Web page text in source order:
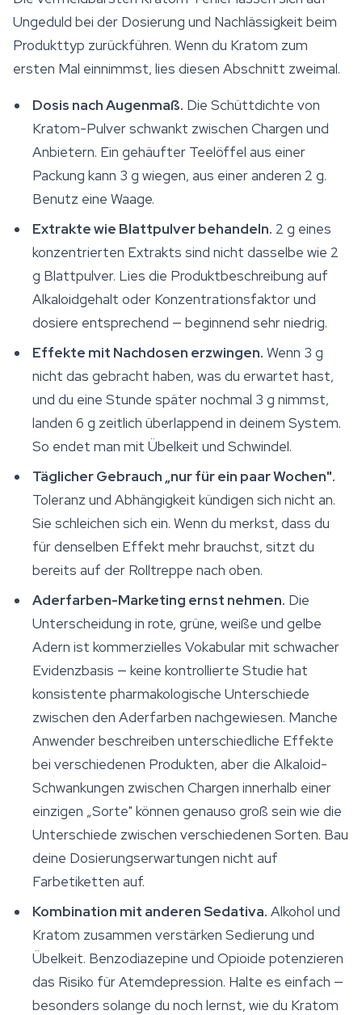
Ungeduld bei der Dosierung und Nachlässigkeit beim
Produkttyp zurückführen. Wenn du Kratom zum
ersten Mal einnimmst, lies diesen Abschnitt zweimal.
Dosis nach Augenmaß. Die Schüttdichte von
Kratom-Pulver schwankt zwischen Chargen und
Anbietern. Ein gehäufter Teelöffel aus einer
Packung kann 3 g wiegen, aus einer anderen 2 g.
Benutz eine Waage.
Extrakte wie Blattpulver behandeln. 2 g eines
konzentrierten Extrakts sind nicht dasselbe wie 2
g Blattpulver. Lies die Produktbeschreibung auf
Alkaloidgehalt oder Konzentrationsfaktor und
dosiere entsprechend — beginnend sehr niedrig.
Effekte mit Nachdosen erzwingen. Wenn 3 g
nicht das gebracht haben, was du erwartet hast,
und du eine Stunde später nochmal 3 g nimmst,
landen 6 g zeitlich überlappend in deinem System.
So endet man mit Übelkeit und Schwindel.
Täglicher Gebrauch „nur für ein paar Wochen".
Toleranz und Abhängigkeit kündigen sich nicht an.
Sie schleichen sich ein. Wenn du merkst, dass du
für denselben Effekt mehr brauchst, sitzt du
bereits auf der Rolltreppe nach oben.
Aderfarben-Marketing ernst nehmen. Die
Unterscheidung in rote, grüne, weiße und gelbe
Adern ist kommerzielles Vokabular mit schwacher
Evidenzbasis — keine kontrollierte Studie hat
konsistente pharmakologische Unterschiede
zwischen den Aderfarben nachgewiesen. Manche
Anwender beschreiben unterschiedliche Effekte
bei verschiedenen Produkten, aber die Alkaloid-
Schwankungen zwischen Chargen innerhalb einer
einzigen „Sorte" können genauso groß sein wie die
Unterschiede zwischen verschiedenen Sorten. Bau
deine Dosierungserwartungen nicht auf
Farbetiketten auf.
Kombination mit anderen Sedativa. Alkohol und
Kratom zusammen verstärken Sedierung und
Übelkeit. Benzodiazepine und Opioide potenzieren
das Risiko für Atemdepression. Halte es einfach —
besonders solange du noch lernst, wie du Kratom